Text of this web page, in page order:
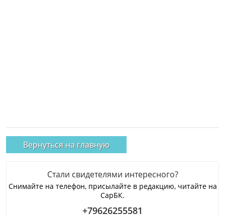
Вернуться на главную
Стали свидетелями интересного?
Снимайте на телефон, присылайте в редакцию, читайте на
СарБК.
+79626255581